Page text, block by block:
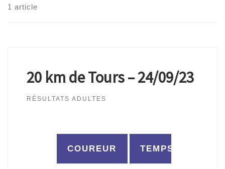
1 article
20 km de Tours – 24/09/23
RÉSULTATS ADULTES
COUREUR TEMPS